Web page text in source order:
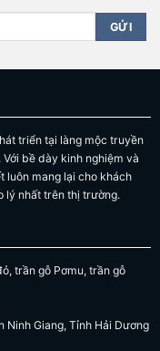
triển tại làng mộc truyền
bề dày kinh nghiệm và
luôn mang lại cho khách
lý nhất trên thị trường.
trần gỗ Pơmu, trần gỗ
Ninh Giang, Tỉnh Hải Dương